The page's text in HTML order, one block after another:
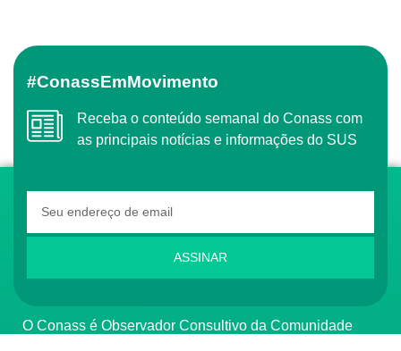
#ConassEmMovimento
Receba o conteúdo semanal do Conass com
as principais notícias e informações do SUS
ASSINAR
O Conass é Observador Consultivo da Comunidade